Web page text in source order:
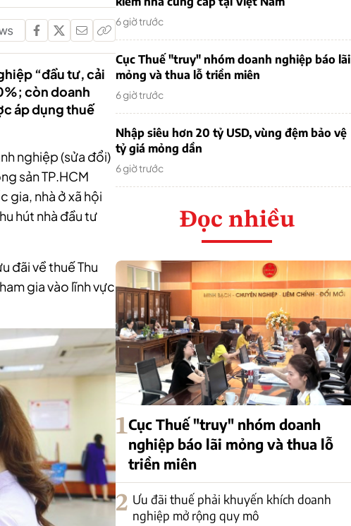
“đầu tư, cải
còn doanh
áp dụng thuế
nghiệp (sửa đổi)
sản TP.HCM
gia, nhà ở xã hội
hút nhà đầu tư
đãi về thuế Thu
gia vào lĩnh vực
6 giờ trước
Cục Thuế "truy" nhóm doanh nghiệp báo lãi
mỏng và thua lỗ triền miên
6 giờ trước
Nhập siêu hơn 20 tỷ USD, vùng đệm bảo vệ
tỷ giá mỏng dần
6 giờ trước
Đọc nhiều
1Cục Thuế "truy" nhóm doanh
nghiệp báo lãi mỏng và thua lỗ
triền miên
2 Ưu đãi thuế phải khuyến khích doanh
nghiệp mở rộng quy mô